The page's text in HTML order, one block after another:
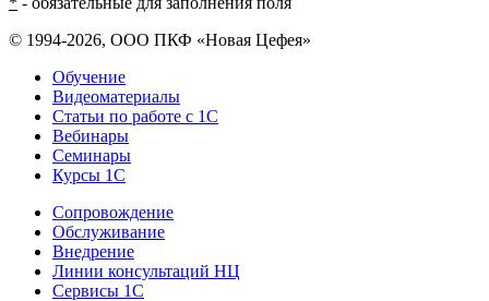
© 1994-2026, ООО ПКФ «Новая Цефея»
Обучение
Видеоматериалы
Статьи по работе с 1С
Вебинары
Семинары
Курсы 1С
Сопровождение
Обслуживание
Внедрение
Линии консультаций НЦ
Сервисы 1С